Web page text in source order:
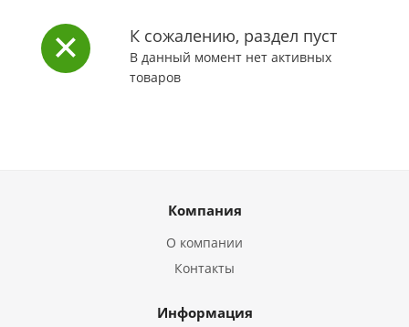
К сожалению, раздел пуст
В данный момент нет активных
товаров
Компания
О компании
Контакты
Информация